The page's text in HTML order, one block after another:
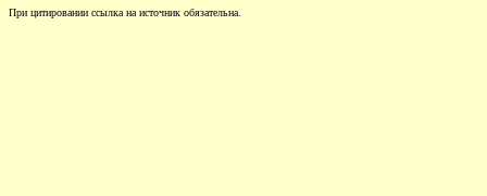
При цитировании ссылка на источник обязательна.